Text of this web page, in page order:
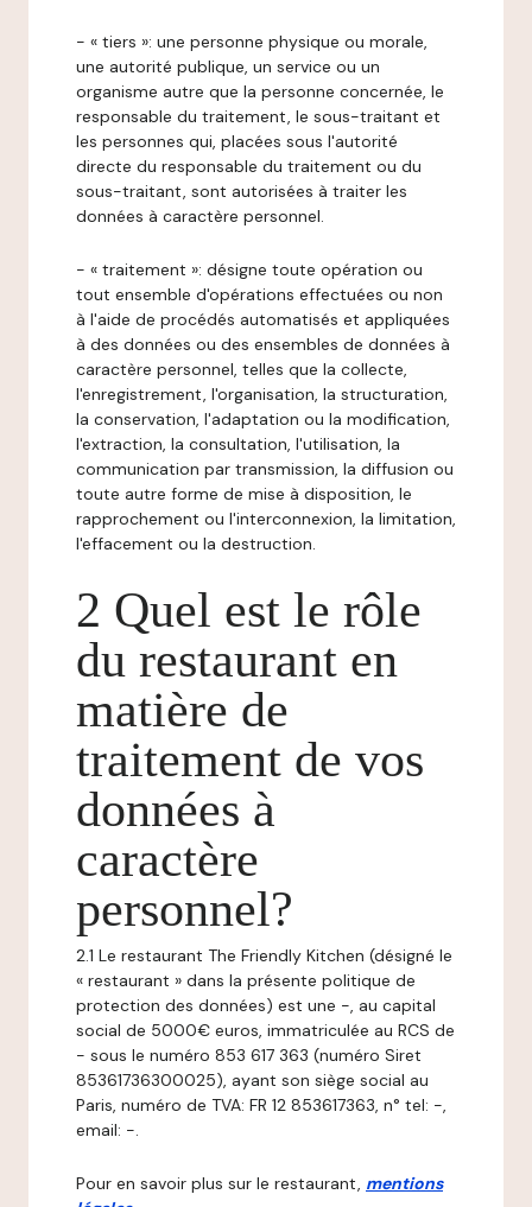
- « tiers »: une personne physique ou morale,
une autorité publique, un service ou un
organisme autre que la personne concernée, le
responsable du traitement, le sous-traitant et
les personnes qui, placées sous l'autorité
directe du responsable du traitement ou du
sous-traitant, sont autorisées à traiter les
données à caractère personnel.
- « traitement »: désigne toute opération ou
tout ensemble d'opérations effectuées ou non
à l'aide de procédés automatisés et appliquées
à des données ou des ensembles de données à
caractère personnel, telles que la collecte,
l'enregistrement, l'organisation, la structuration,
la conservation, l'adaptation ou la modification,
l'extraction, la consultation, l'utilisation, la
communication par transmission, la diffusion ou
toute autre forme de mise à disposition, le
rapprochement ou l'interconnexion, la limitation,
l'effacement ou la destruction.
2 Quel est le rôle
du restaurant en
matière de
traitement de vos
données à
caractère
personnel?
2.1 Le restaurant The Friendly Kitchen (désigné le
« restaurant » dans la présente politique de
protection des données) est une -, au capital
social de 5000€ euros, immatriculée au RCS de
- sous le numéro 853 617 363 (numéro Siret
85361736300025), ayant son siège social au
Paris, numéro de TVA: FR 12 853617363, n° tel: -,
email: -.
Pour en savoir plus sur le restaurant, mentions